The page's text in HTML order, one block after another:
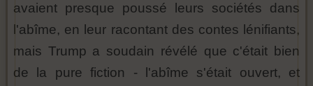
avaient presque poussé leurs sociétés dans
l'abîme, en leur racontant des contes lénifiants,
mais Trump a soudain révélé que c'était bien
de la pure fiction - l'abîme s'était ouvert, et